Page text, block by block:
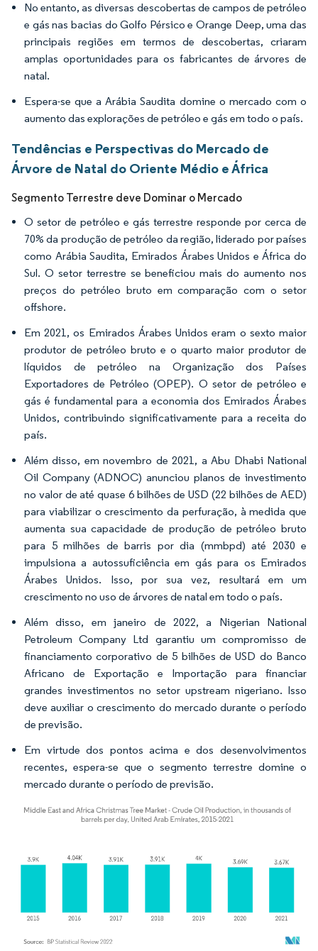
No entanto, as diversas descobertas de campos de petróleo
e gás nas bacias do Golfo Pérsico e Orange Deep, uma das
principais regiões em termos de descobertas, criaram
amplas oportunidades para os fabricantes de árvores de
natal.
Espera-se que a Arábia Saudita domine o mercado com o
aumento das explorações de petróleo e gás em todo o país.
Tendências e Perspectivas do Mercado de
Árvore de Natal do Oriente Médio e África
Segmento Terrestre deve Dominar o Mercado
O setor de petróleo e gás terrestre responde por cerca de
70% da produção de petróleo da região, liderado por países
como Arábia Saudita, Emirados Árabes Unidos e África do
Sul. O setor terrestre se beneficiou mais do aumento nos
preços do petróleo bruto em comparação com o setor
offshore.
Em 2021, os Emirados Árabes Unidos eram o sexto maior
produtor de petróleo bruto e o quarto maior produtor de
líquidos de petróleo na Organização dos Países
Exportadores de Petróleo (OPEP). O setor de petróleo e
gás é fundamental para a economia dos Emirados Árabes
Unidos, contribuindo significativamente para a receita do
país.
Além disso, em novembro de 2021, a Abu Dhabi National
Oil Company (ADNOC) anunciou planos de investimento
no valor de até quase 6 bilhões de USD (22 bilhões de AED)
para viabilizar o crescimento da perfuração, à medida que
aumenta sua capacidade de produção de petróleo bruto
para 5 milhões de barris por dia (mmbpd) até 2030 e
impulsiona a autossuficiência em gás para os Emirados
Árabes Unidos. Isso, por sua vez, resultará em um
crescimento no uso de árvores de natal em todo o país.
Além disso, em janeiro de 2022, a Nigerian National
Petroleum Company Ltd garantiu um compromisso de
financiamento corporativo de 5 bilhões de USD do Banco
Africano de Exportação e Importação para financiar
grandes investimentos no setor upstream nigeriano. Isso
deve auxiliar o crescimento do mercado durante o período
de previsão.
Em virtude dos pontos acima e dos desenvolvimentos
recentes, espera-se que o segmento terrestre domine o
mercado durante o período de previsão.